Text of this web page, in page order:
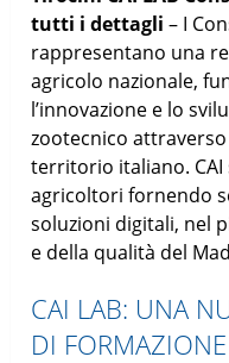
tutti i dettagli – I
rappresentano una
agricolo nazionale,
l’innovazione e lo
zootecnico
territorio italiano. CAI
agricoltori fornendo
soluzioni digitali, nel
e della qualità del
CAI LAB: UNA
DI